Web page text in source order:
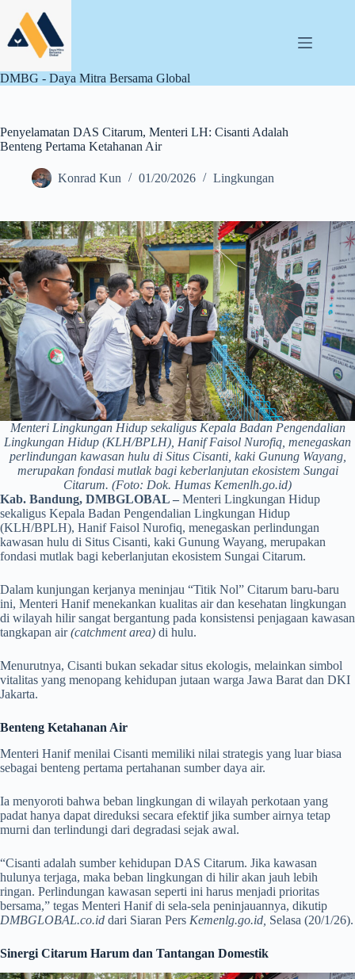
content
DMBG - Daya Mitra Bersama Global
Penyelamatan DAS Citarum, Menteri LH: Cisanti Adalah
Benteng Pertama Ketahanan Air
Konrad Kun 01/20/2026 Lingkungan
Menteri Lingkungan Hidup sekaligus Kepala Badan Pengendalian
Lingkungan Hidup (KLH/BPLH), Hanif Faisol Nurofiq, menegaskan
perlindungan kawasan hulu di Situs Cisanti, kaki Gunung Wayang,
merupakan fondasi mutlak bagi keberlanjutan ekosistem Sungai
Citarum. (Foto: Dok. Humas Kemenlh.go.id)
Kab. Bandung, DMBGLOBAL – Menteri Lingkungan Hidup
sekaligus Kepala Badan Pengendalian Lingkungan Hidup
(KLH/BPLH), Hanif Faisol Nurofiq, menegaskan perlindungan
kawasan hulu di Situs Cisanti, kaki Gunung Wayang, merupakan
fondasi mutlak bagi keberlanjutan ekosistem Sungai Citarum.
Dalam kunjungan kerjanya meninjau “Titik Nol” Citarum baru-baru
ini, Menteri Hanif menekankan kualitas air dan kesehatan lingkungan
di wilayah hilir sangat bergantung pada konsistensi penjagaan kawasan
tangkapan air(catchment area) di hulu.
Menurutnya, Cisanti bukan sekadar situs ekologis, melainkan simbol
vitalitas yang menopang kehidupan jutaan warga Jawa Barat dan DKI
Jakarta.
Benteng Ketahanan Air
Menteri Hanif menilai Cisanti memiliki nilai strategis yang luar biasa
sebagai benteng pertama pertahanan sumber daya air.
Ia menyoroti bahwa beban lingkungan di wilayah perkotaan yang
padat hanya dapat direduksi secara efektif jika sumber airnya tetap
murni dan terlindungi dari degradasi sejak awal.
“Cisanti adalah sumber kehidupan DAS Citarum. Jika kawasan
hulunya terjaga, maka beban lingkungan di hilir akan jauh lebih
ringan. Perlindungan kawasan seperti ini harus menjadi prioritas
bersama,” tegas Menteri Hanif di sela-sela peninjauannya, dikutip
DMBGLOBAL.co.id dari Siaran Pers Kemenlg.go.id, Selasa (20/1/26).
Sinergi Citarum Harum dan Tantangan Domestik